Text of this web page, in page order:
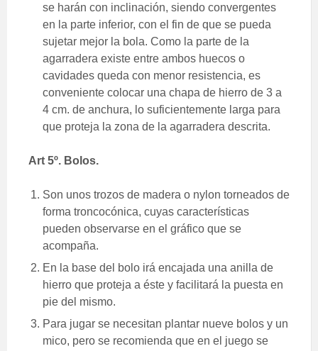
se harán con inclinación, siendo convergentes
en la parte inferior, con el fin de que se pueda
sujetar mejor la bola. Como la parte de la
agarradera existe entre ambos huecos o
cavidades queda con menor resistencia, es
conveniente colocar una chapa de hierro de 3 a
4 cm. de anchura, lo suficientemente larga para
que proteja la zona de la agarradera descrita.
Art 5º. Bolos.
Son unos trozos de madera o nylon torneados de
forma troncocónica, cuyas características
pueden observarse en el gráfico que se
acompaña.
En la base del bolo irá encajada una anilla de
hierro que proteja a éste y facilitará la puesta en
pie del mismo.
Para jugar se necesitan plantar nueve bolos y un
mico, pero se recomienda que en el juego se